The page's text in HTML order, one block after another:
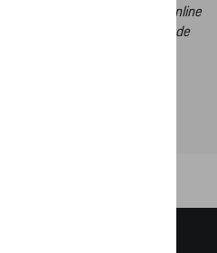
du catalogue vous sortez du online
n’aurez donc pas la possibilité de